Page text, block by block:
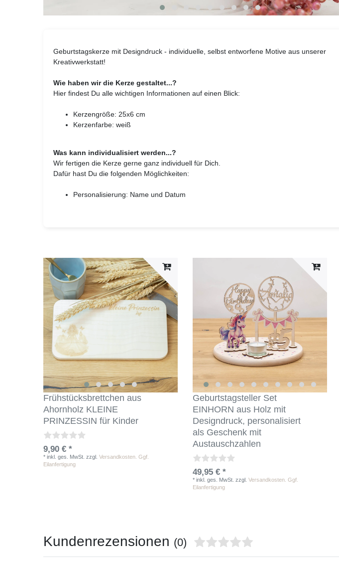
Geburtstagskerze mit Designdruck - individuelle, selbst entworfene Motive aus unserer
Kreativwerkstatt!
Wie haben wir die Kerze gestaltet...?
Hier findest Du alle wichtigen Informationen auf einen Blick:
Kerzengröße: 25x6 cm
Kerzenfarbe: weiß
Was kann individualisiert werden...?
Wir fertigen die Kerze gerne ganz individuell für Dich.
Dafür hast Du die folgenden Möglichkeiten:
Personalisierung: Name und Datum
Frühstücksbrettchen aus
Ahornholz KLEINE
PRINZESSIN für Kinder
9,90 € *
* inkl. ges. MwSt. zzgl. Versandkosten. Ggf.
Eilanfertigung
Geburtstagsteller Set
EINHORN aus Holz mit
Designdruck, personalisiert
als Geschenk mit
Austauschzahlen
49,95 € *
* inkl. ges. MwSt. zzgl. Versandkosten. Ggf.
Eilanfertigung
Kundenrezensionen (0)